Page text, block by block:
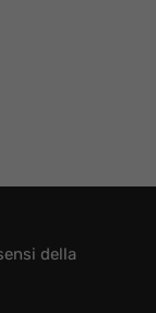
della